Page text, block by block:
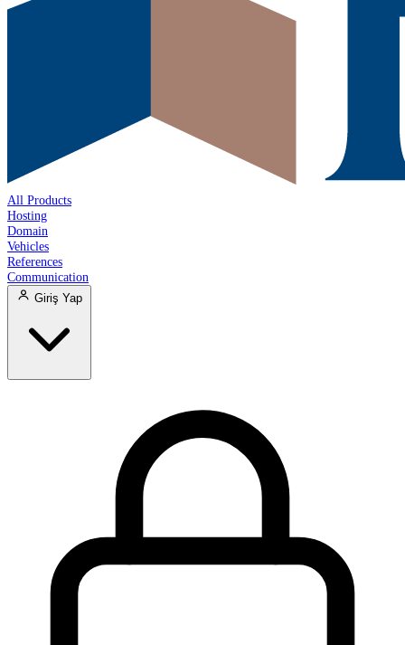
All Products
Hosting
Domain
Vehicles
References
Communication
Giriş Yap